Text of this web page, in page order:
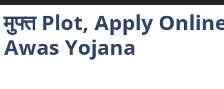
मुफ्त Plot, Apply
Yojana